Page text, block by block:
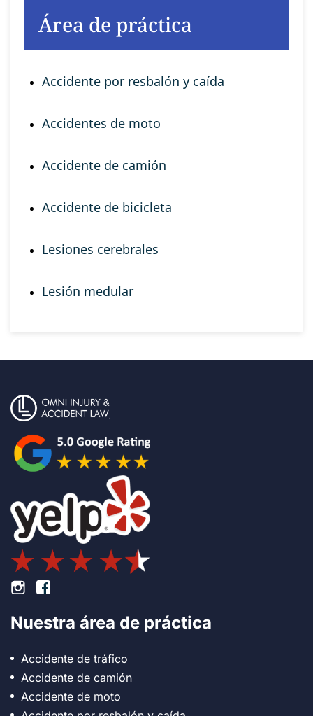
Área de práctica
Accidente por resbalón y caída
Accidentes de moto
Accidente de camión
Accidente de bicicleta
Lesiones cerebrales
Lesión medular
Pie de página Instagram
Pie de página Facebook
Nuestra área de práctica
Accidente de tráfico
Accidente de camión
Accidente de moto